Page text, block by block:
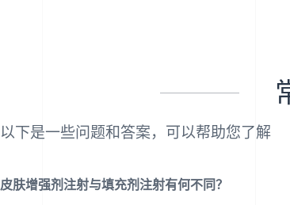
以下是一些问题和答案，可以帮助您了解
皮肤增强剂注射与填充剂注射有何不同？